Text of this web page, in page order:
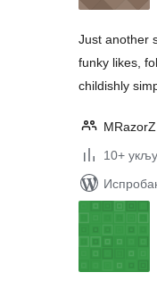
Just another
funky likes,
childishly
MRazorZ
10+